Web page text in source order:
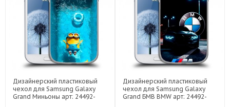
Дизайнерский пластиковый
чехол для Samsung Galaxy
Grand Миньоны арт: 24492-
Дизайнерский пластиковый
чехол для Samsung Galaxy
Grand БМВ BMW арт: 24492-